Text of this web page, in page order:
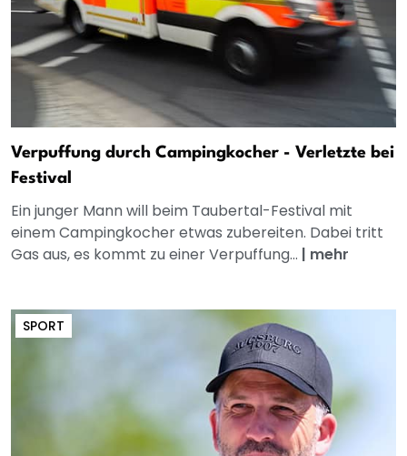
Verpuffung durch Campingkocher - Verletzte bei
Festival
Ein junger Mann will beim Taubertal-Festival mit
einem Campingkocher etwas zubereiten. Dabei tritt
Gas aus, es kommt zu einer Verpuffung... | mehr
SPORT